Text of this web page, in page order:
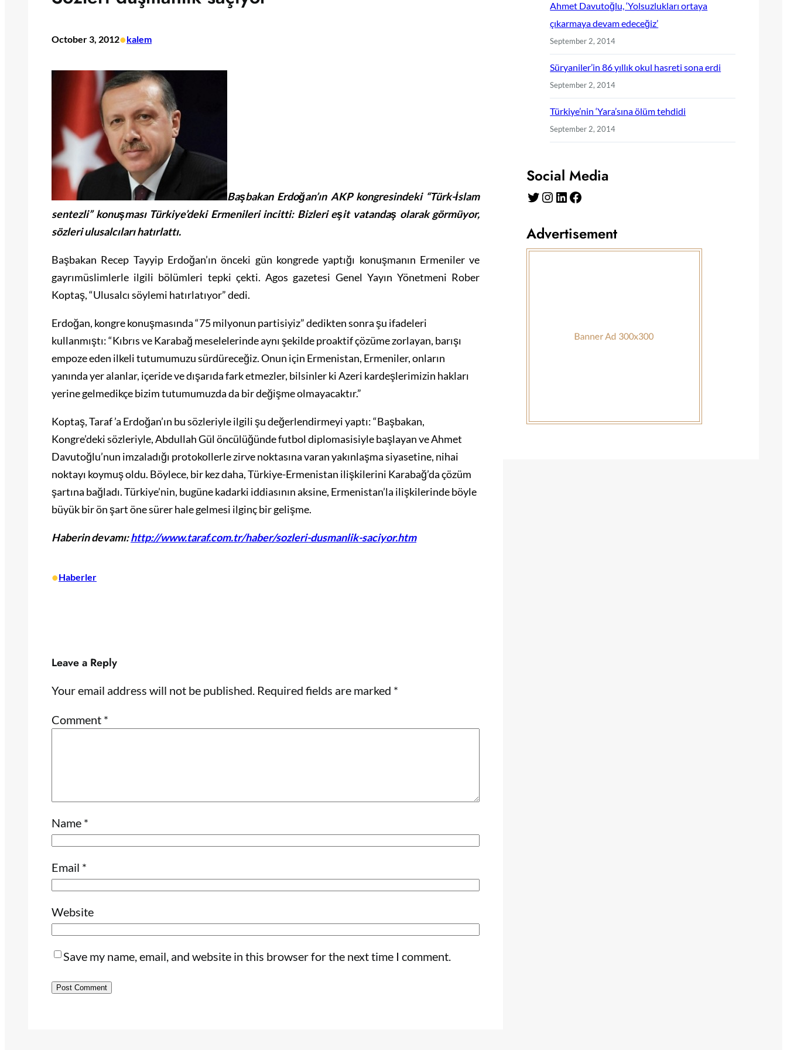
October 3, 2012•kalem
Başbakan Erdoğan’ın AKP kongresindeki “Türk-İslam
sentezli” konuşması Türkiye’deki Ermenileri incitti: Bizleri eşit vatandaş olarak görmüyor,
sözleri ulusalcıları hatırlattı.
Başbakan Recep Tayyip Erdoğan’ın önceki gün kongrede yaptığı konuşmanın Ermeniler ve
gayrımüslimlerle ilgili bölümleri tepki çekti. Agos gazetesi Genel Yayın Yönetmeni Rober
Koptaş, “Ulusalcı söylemi hatırlatıyor” dedi.
Erdoğan, kongre konuşmasında “75 milyonun partisiyiz” dedikten sonra şu ifadeleri
kullanmıştı: “Kıbrıs ve Karabağ meselelerinde aynı şekilde proaktif çözüme zorlayan, barışı
empoze eden ilkeli tutumumuzu sürdüreceğiz. Onun için Ermenistan, Ermeniler, onların
yanında yer alanlar, içeride ve dışarıda fark etmezler, bilsinler ki Azeri kardeşlerimizin hakları
yerine gelmedikçe bizim tutumumuzda da bir değişme olmayacaktır.”
Koptaş, Taraf ’a Erdoğan’ın bu sözleriyle ilgili şu değerlendirmeyi yaptı: “Başbakan,
Kongre’deki sözleriyle, Abdullah Gül öncülüğünde futbol diplomasisiyle başlayan ve Ahmet
Davutoğlu’nun imzaladığı protokollerle zirve noktasına varan yakınlaşma siyasetine, nihai
noktayı koymuş oldu. Böylece, bir kez daha, Türkiye-Ermenistan ilişkilerini Karabağ’da çözüm
şartına bağladı. Türkiye’nin, bugüne kadarki iddiasının aksine, Ermenistan’la ilişkilerinde böyle
büyük bir ön şart öne sürer hale gelmesi ilginç bir gelişme.
Haberin devamı:http://www.taraf.com.tr/haber/sozleri-dusmanlik-saciyor.htm
•Haberler
Leave a Reply
Your email address will not be published. Required fields are marked *
Comment *
Name *
Email *
Website
Save my name, email, and website in this browser for the next time I comment.
Ahmet Davutoğlu, ‘Yolsuzlukları ortaya
çıkarmaya devam edeceğiz’
September 2, 2014
Süryaniler’in 86 yıllık okul hasreti sona erdi
September 2, 2014
Türkiye’nin ‘Yara’sına ölüm tehdidi
September 2, 2014
Social Media
Twitter Instagram LinkedIn Facebook
Advertisement